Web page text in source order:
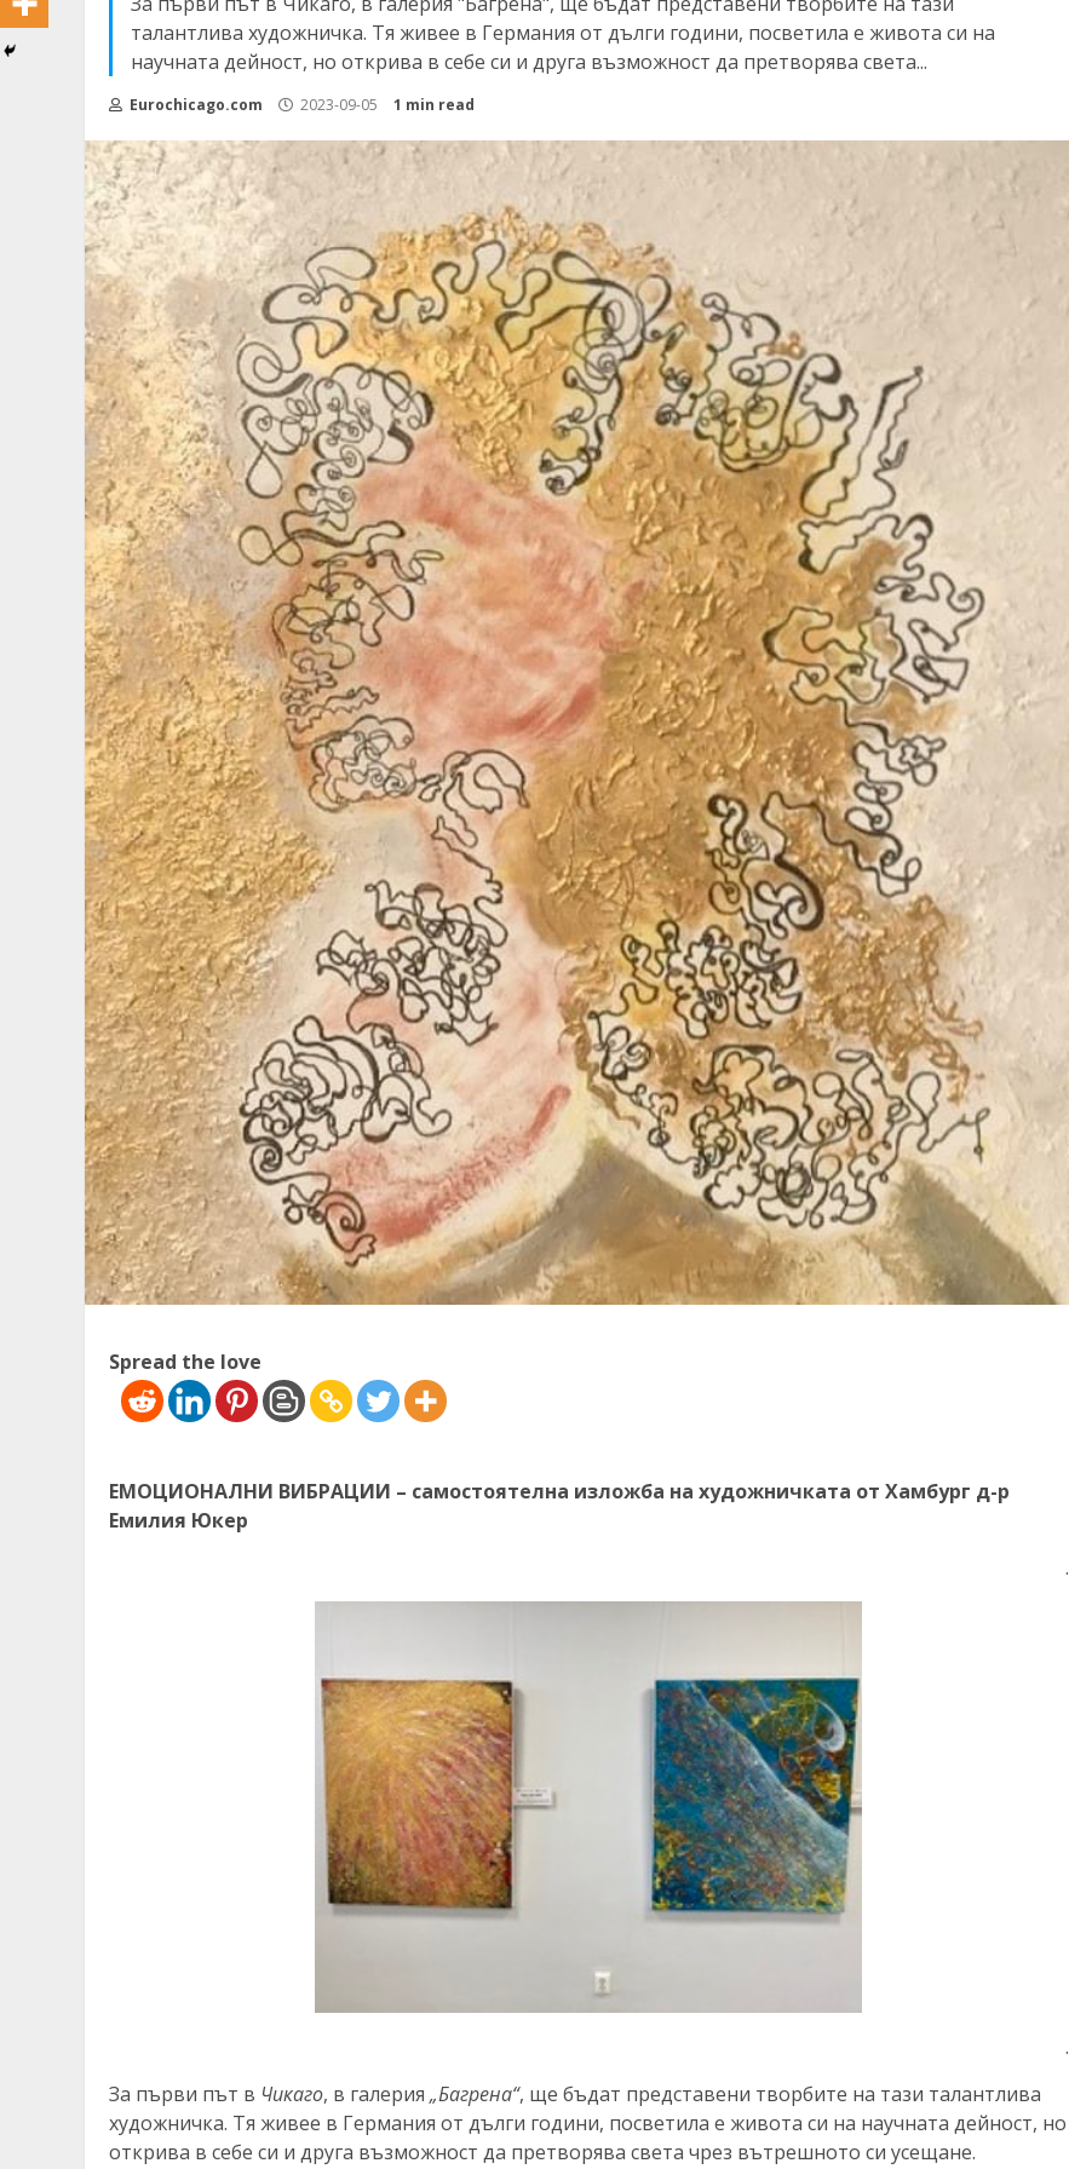
талантлива художничка. Тя живее в Германия от дълги години, посветила е живота си на
научната дейност, но открива в себе си и друга възможност да претворява света...
Eurochicago.com 2023-09-05 1 min read
Spread the love
EМОЦИОНАЛНИ ВИБРАЦИИ – самостоятелна изложба на художничката от Хамбург д-р
Емилия Юкер
.
.
За първи път в Чикаго, в галерия „Багрена“, ще бъдат представени творбите на тази талантлива
художничка. Тя живее в Германия от дълги години, посветила е живота си на научната дейност, но
открива в себе си и друга възможност да претворява света чрез вътрешното си усещане.